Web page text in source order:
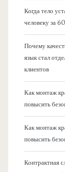
Когда тело
человеку за 60
Почему
язык стал
клиентов
Как монтаж
повысить
Как монтаж
повысить
Контрактная